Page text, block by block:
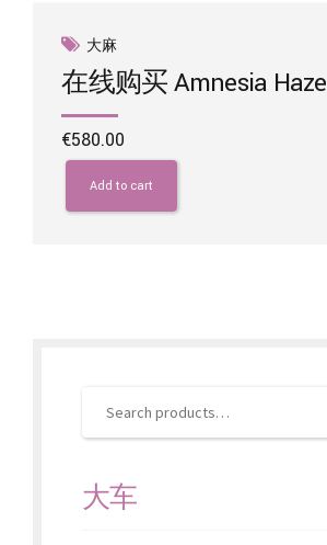
大麻
在线购买 Amnesia Haze
€580.00
Add to cart
大车